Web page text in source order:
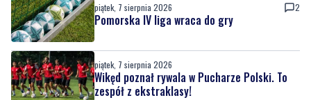
piątek, 7 sierpnia 2026 2
Pomorska IV liga wraca do gry
piątek, 7 sierpnia 2026
Wikęd poznał rywala w Pucharze Polski. To
zespół z ekstraklasy!